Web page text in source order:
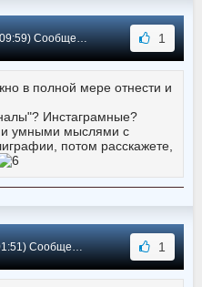
Сообщение #31 1
в полной мере отнести и
Инстаграмные?
умными мыслями с
потом расскажете,
Сообщение #30 1